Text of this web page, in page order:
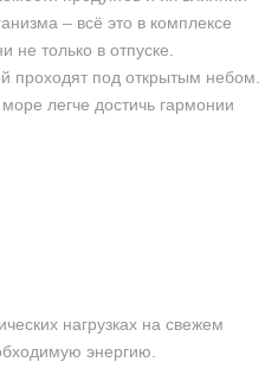
– всё это в комплексе
не только в отпуске.
проходят под открытым небом.
легче достичь гармонии
нагрузках на свежем
энергию.